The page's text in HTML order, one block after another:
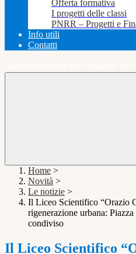
Offerta formativa
I progetti delle classi
PNRR – Progetti e
Info utili
Contatti
Home >
Novità >
Le notizie >
Il Liceo Scientifico “Orazio
rigenerazione urbana:
condiviso
Il Liceo Scientifico